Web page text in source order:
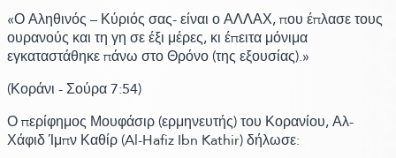
«Ο Αληθινός – Κύριός σας- είναι ο ΑΛΛΑΧ, που έπλασε τους
ουρανούς και τη γη σε έξι μέρες, κι έπειτα μόνιμα
εγκαταστάθηκε πάνω στο Θρόνο(της εξουσίας).»
(Κοράνι -Σούρα 7:54)
Ο περίφημος Μουφάσιρ(ερμηνευτής)του Κορανίου, Αλ-
Χάφιδ Ίμπν Καθίρ(Al-Hafiz Ibn Kathir)δήλωσε: